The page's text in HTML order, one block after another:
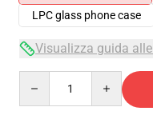
LPC glass phone case
Visualizza guida